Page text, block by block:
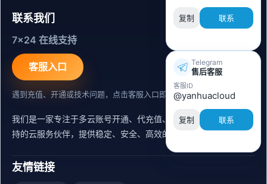
联系我们
7x24 在线支持
客服入口
遇到充值、开通或技术问题，点击客服入口即可联系。
我们是一家专注于多云账号开通、代充值、迁移运维与内容同步支
持的云服务伙伴，提供稳定、安全、高效的出海服务支持。
友情链接
复制 联系
Telegram
售后客服
客服ID
@yanhuacloud
复制 联系